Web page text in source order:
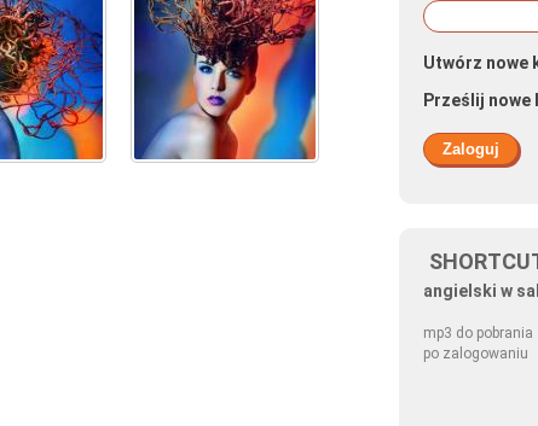
Utwórz nowe
Prześlij nowe
angielski w
mp3 do pobrania
po zalogowaniu